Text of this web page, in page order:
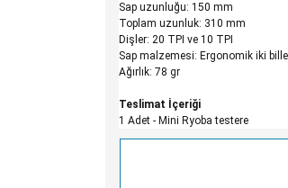
Sap uzunluğu: 150 mm
Toplam uzunluk: 310 mm
Dişler: 20 TPI ve 10 TPI
Sap malzemesi: Ergonomik iki
Ağırlık: 78 gr
Teslimat İçeriği
1 Adet - Mini Ryoba testere